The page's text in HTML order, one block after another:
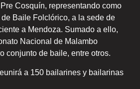
Cosquín, representando como
Baile Folclórico, a la sede de
a Mendoza. Sumado a ello,
Nacional de Malambo
conjunto de baile, entre otros.
a 150 bailarines y bailarinas